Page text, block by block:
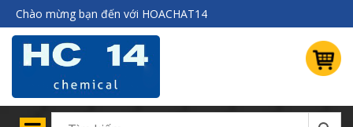
Chào mừng bạn đến với HOACHAT14